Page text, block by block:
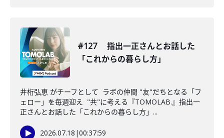
#127 指出一正さんとお話した
「これからの暮らし方」
井桁弘恵 がチーフとして ラボの仲間 "友"だちとなる「フ
ェロー」を毎週迎え "共"に考える『TOMOLAB.』指出一
正さんとお話した「これからの暮らし方」...
2026.07.18 |00:37:59